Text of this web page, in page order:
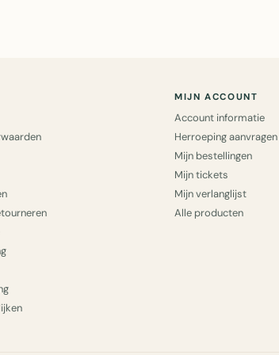
MIJN ACCOUNT
Account informatie
Herroeping aanvragen
Mijn bestellingen
Mijn tickets
Mijn verlanglijst
Alle producten